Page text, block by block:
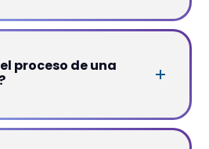
proceso de una